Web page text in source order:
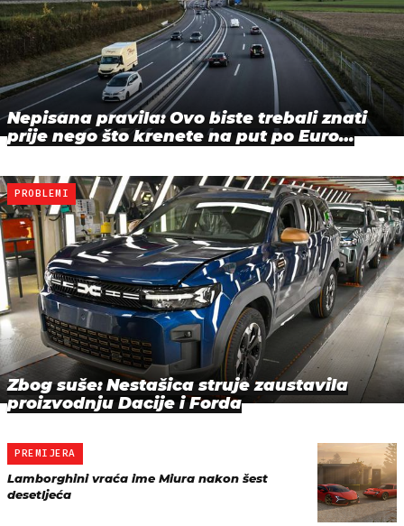
Nepisana pravila: Ovo biste trebali znati
prije nego što krenete na put po Euro…
PROBLEMI
Zbog suše: Nestašica struje zaustavila
proizvodnju Dacije i Forda
PREMIJERA
Lamborghini vraća ime Miura nakon šest
desetljeća